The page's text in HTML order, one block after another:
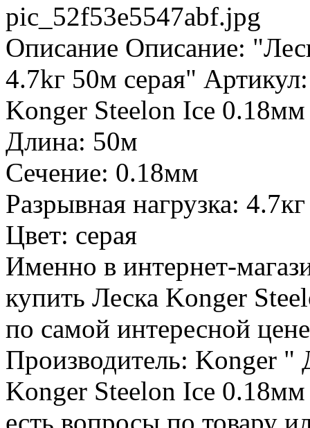
pic_52f53e5547abf.jpg
Описание Описание:
4.7kг 50м серая"
Konger Steelon Ice
Длина: 50м
Сечение: 0.18мм
Разрывная нагрузка: 4.7кг
Цвет: серая
Именно в интернет-
купить Леска Konger
по самой интересной
Производитель: Konger "
Konger Steelon Ice
есть вопросы по товару